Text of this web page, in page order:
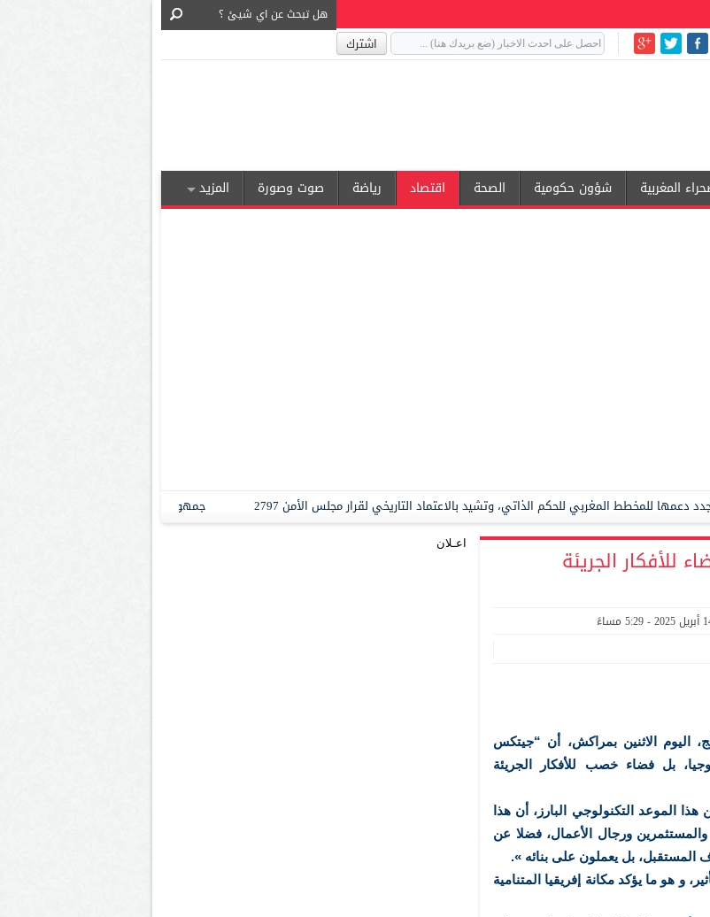
المغربية شؤون حكومية الصحة اقتصاد رياضة صوت وصورة المزيد
جمهورية إفريقيا الوسطى تجدد التأكيد على موقفها
للأفكار الجريئة
اليوم الاثنين بمراكش، أن “جيتكس
بل فضاء خصب للأفكار الجريئة
الموعد التكنولوجي البارز، أن هذا
ورجال الأعمال، فضلا عن
المستقبل، بل يعملون على بنائه ».
و هو ما يؤكد مكانة إفريقيا المتنامية
اعـلان